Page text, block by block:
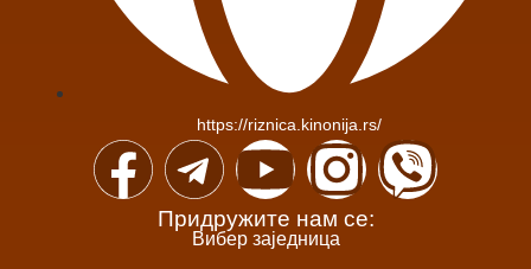
https://riznica.kinonija.rs/
Придружите нам се:
Вибер заједница